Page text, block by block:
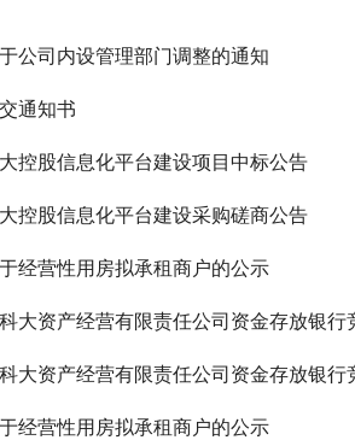
公司内设管理部门调整的通知
通知书
控股信息化平台建设项目中标公告
控股信息化平台建设采购磋商公告
经营性用房拟承租商户的公示
大资产经营有限责任公司资金存放银行
大资产经营有限责任公司资金存放银行
经营性用房拟承租商户的公示